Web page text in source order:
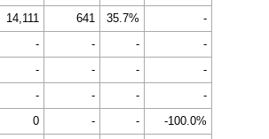
14,111 641 35.7%
-
- - -
-
- - -
-
- - -
-
0 - -
-100.0%